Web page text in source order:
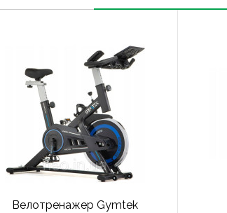
Велотренажер Gymtek